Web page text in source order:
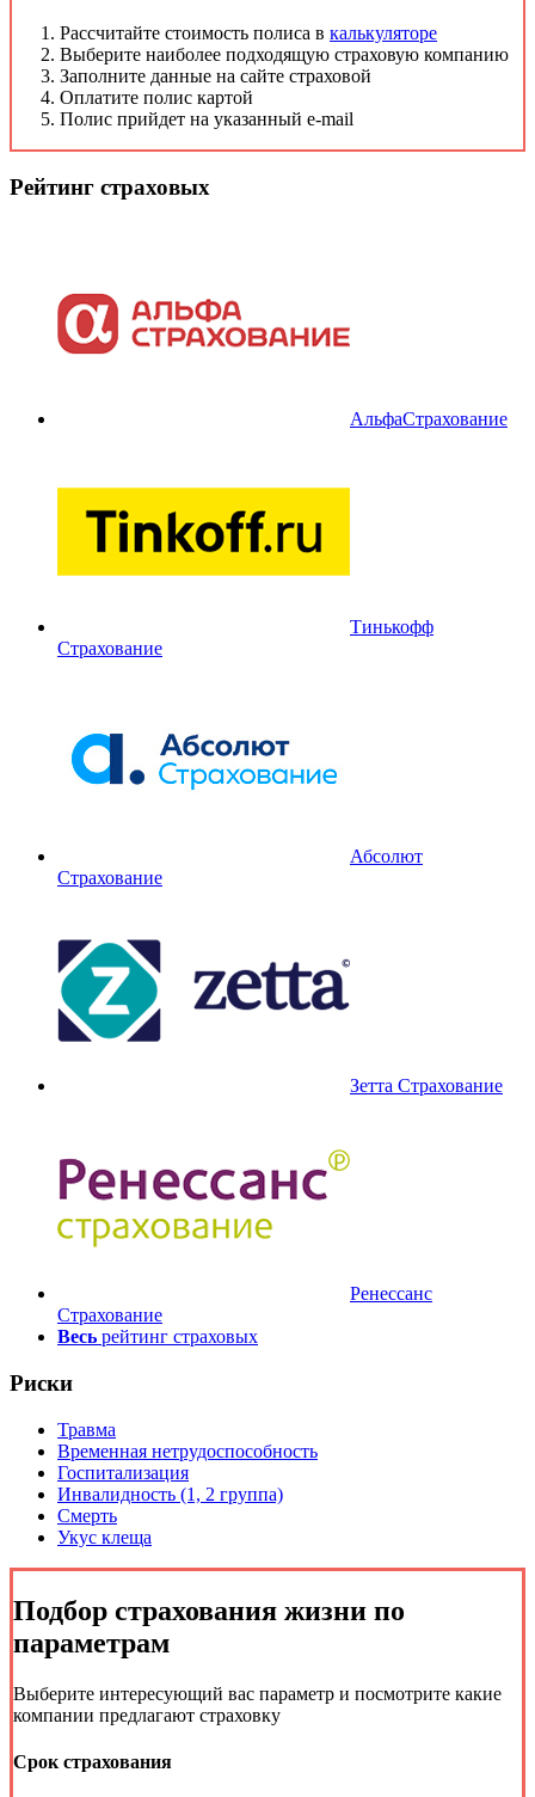
Рассчитайте стоимость полиса в калькуляторе
Выберите наиболее подходящую страховую компанию
Заполните данные на сайте страховой
Оплатите полис картой
Полис прийдет на указанный e-mail
Рейтинг страховых
АльфаСтрахование
Тинькофф
Страхование
Абсолют
Страхование
Зетта Страхование
Ренессанс
Страхование
Весь рейтинг страховых
Риски
Травма
Временная нетрудоспособность
Госпитализация
Инвалидность (1, 2 группа)
Смерть
Укус клеща
Подбор страхования жизни по
параметрам
Выберите интересующий вас параметр и посмотрите какие
компании предлагают страховку
Срок страхования